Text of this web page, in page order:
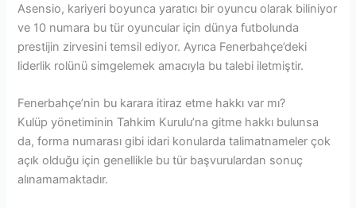
Asensio, kariyeri boyunca yaratıcı bir oyuncu olarak biliniyor
ve 10 numara bu tür oyuncular için dünya futbolunda
prestijin zirvesini temsil ediyor. Ayrıca Fenerbahçe’deki
liderlik rolünü simgelemek amacıyla bu talebi iletmiştir.
Fenerbahçe’nin bu karara itiraz etme hakkı var mı?
Kulüp yönetiminin Tahkim Kurulu’na gitme hakkı bulunsa
da, forma numarası gibi idari konularda talimatnameler çok
açık olduğu için genellikle bu tür başvurulardan sonuç
alınamamaktadır.